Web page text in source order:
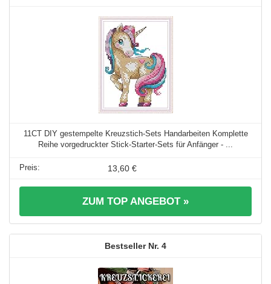
11CT DIY gestempelte Kreuzstich-Sets Handarbeiten Komplette
Reihe vorgedruckter Stick-Starter-Sets für Anfänger - ...
13,60 €
ZUM TOP ANGEBOT »
4